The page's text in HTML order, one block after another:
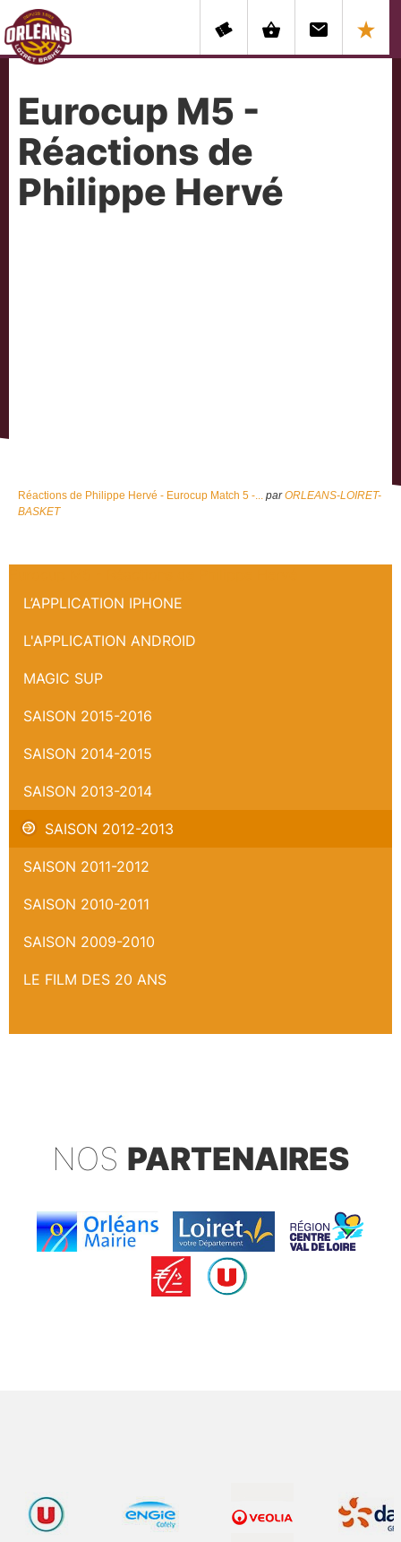
Eurocup M5 -
Réactions de
Philippe Hervé
Réactions de Philippe Hervé - Eurocup Match 5 -... parORLEANS-LOIRET-
BASKET
L’APPLICATION IPHONE
L'APPLICATION ANDROID
MAGIC SUP
SAISON 2015-2016
SAISON 2014-2015
SAISON 2013-2014
SAISON 2012-2013
SAISON 2011-2012
SAISON 2010-2011
SAISON 2009-2010
LE FILM DES 20 ANS
NOS PARTENAIRES